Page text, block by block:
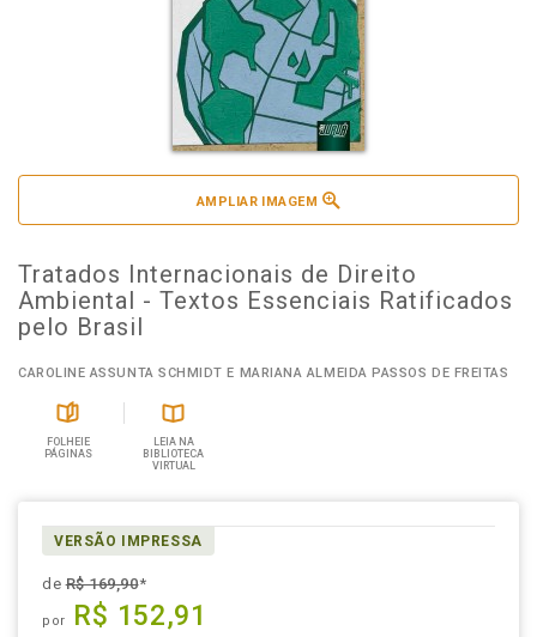
AMPLIAR IMAGEM
Tratados Internacionais de Direito
Ambiental - Textos Essenciais Ratificados
pelo Brasil
CAROLINE ASSUNTA SCHMIDT E MARIANA ALMEIDA PASSOS DE FREITAS
FOLHEIE
PÁGINAS
LEIA NA
BIBLIOTECA
VIRTUAL
VERSÃO IMPRESSA
deR$ 169,90*
por R$ 152,91